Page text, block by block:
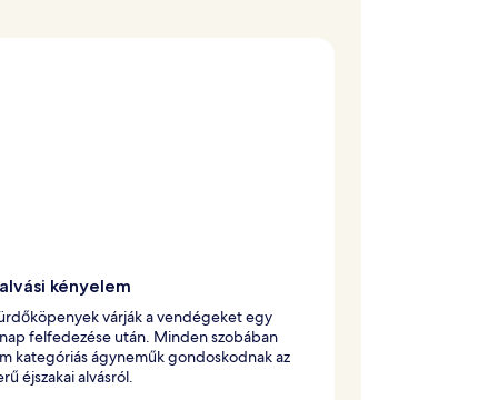
kényelem
várják a vendégeket egy
felfedezése után. Minden szobában
kategóriás ágyneműk gondoskodnak az
éjszakai alvásról.